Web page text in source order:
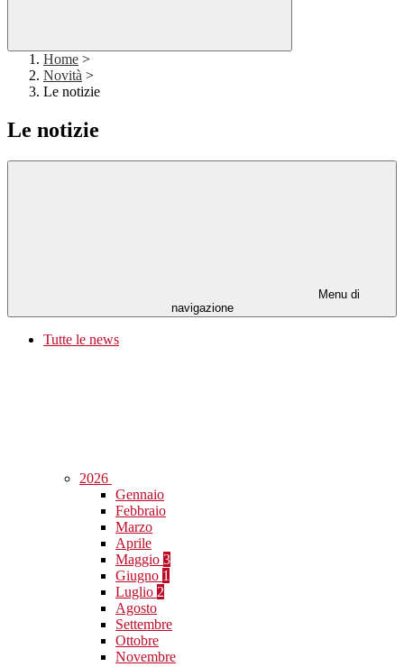
Home >
Novità >
Le notizie
Le notizie
Menu di
navigazione
Tutte le news
2026
Gennaio
Febbraio
Marzo
Aprile
Maggio 3
Giugno 1
Luglio 2
Agosto
Settembre
Ottobre
Novembre